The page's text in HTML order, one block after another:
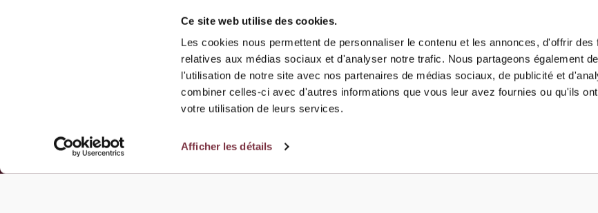
Ce site web utilise des cookies.
Les cookies nous permettent de personnaliser le contenu et les annonces, d'offrir des
relatives aux médias sociaux et d'analyser notre trafic. Nous partageons également
l'utilisation de notre site avec nos partenaires de médias sociaux, de publicité et
combiner celles-ci avec d'autres informations que vous leur avez fournies ou qu'ils
votre utilisation de leurs services.
Afficher les détails
NOUS CONTACTER
PRESSE
FORUM
ACTUALITÉS
GALERIES
ABONNEMENTS
PARTENAIRES